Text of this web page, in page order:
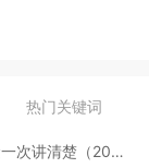
热门关键词
纳指和标普500怎么买：场内 ETF、场外基金一次讲清楚（2026 最新版）